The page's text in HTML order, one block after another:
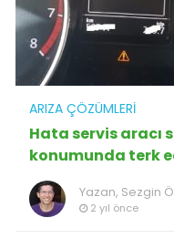
ARIZA ÇÖZÜMLERI
Hata servis aracı
konumunda terk
Yazan, Sezgin
2 yıl önce